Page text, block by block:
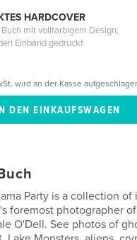
HARDCOVER
mit vollfarbigem Design,
Einband gedruckt
wird an der Kasse
Party is a collection of
foremost photographer
O'Dell. See photos of